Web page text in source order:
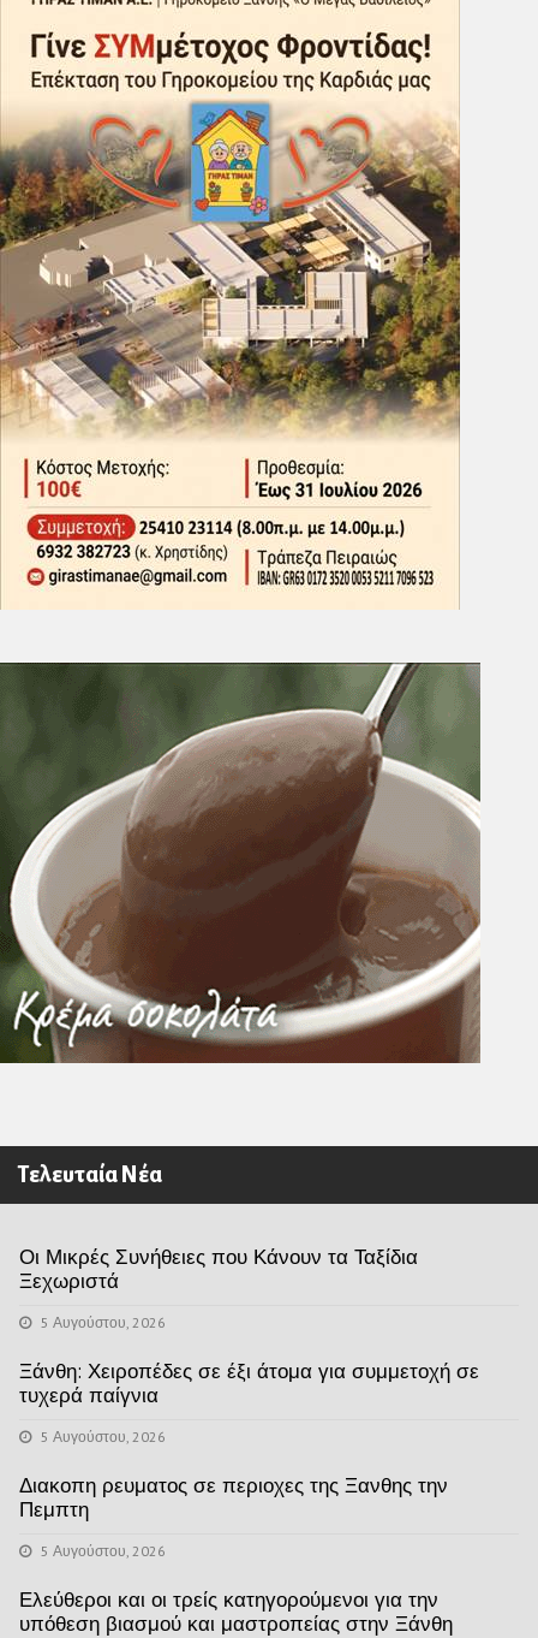
Τελευταία Νέα
Οι Μικρές Συνήθειες που Κάνουν τα Ταξίδια
Ξεχωριστά
5 Αυγούστου, 2026
Ξάνθη: Χειροπέδες σε έξι άτομα για συμμετοχή σε
τυχερά παίγνια
5 Αυγούστου, 2026
Διακοπη ρευματος σε περιοχες της Ξανθης την
Πεμπτη
5 Αυγούστου, 2026
Ελεύθεροι και οι τρείς κατηγορούμενοι για την
υπόθεση βιασμού και μαστροπείας στην Ξάνθη